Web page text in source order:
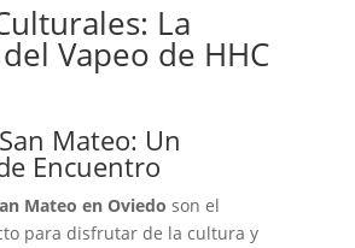
La
Vapeo de HHC
Mateo: Un
Encuentro
Mateo en Oviedo son el
para disfrutar de la cultura y